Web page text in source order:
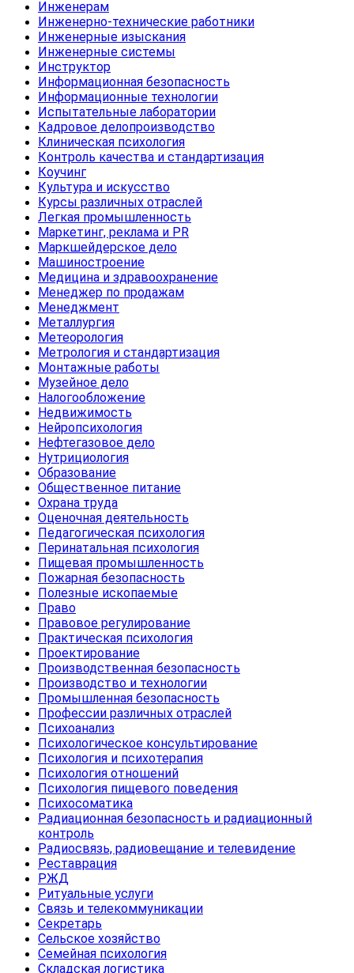
Инженерам
Инженерно-технические работники
Инженерные изыскания
Инженерные системы
Инструктор
Информационная безопасность
Информационные технологии
Испытательные лаборатории
Кадровое делопроизводство
Клиническая психология
Контроль качества и стандартизация
Коучинг
Культура и искусство
Курсы различных отраслей
Легкая промышленность
Маркетинг, реклама и PR
Маркшейдерское дело
Машиностроение
Медицина и здравоохранение
Менеджер по продажам
Менеджмент
Металлургия
Метеорология
Метрология и стандартизация
Монтажные работы
Музейное дело
Налогообложение
Недвижимость
Нейропсихология
Нефтегазовое дело
Нутрициология
Образование
Общественное питание
Охрана труда
Оценочная деятельность
Педагогическая психология
Перинатальная психология
Пищевая промышленность
Пожарная безопасность
Полезные ископаемые
Право
Правовое регулирование
Практическая психология
Проектирование
Производственная безопасность
Производство и технологии
Промышленная безопасность
Профессии различных отраслей
Психоанализ
Психологическое консультирование
Психология и психотерапия
Психология отношений
Психология пищевого поведения
Психосоматика
Радиационная безопасность и радиационный
контроль
Радиосвязь, радиовещание и телевидение
Реставрация
РЖД
Ритуальные услуги
Связь и телекоммуникации
Секретарь
Сельское хозяйство
Семейная психология
Складская логистика